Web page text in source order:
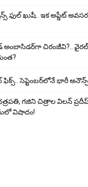
ఫుల్ ఖుషీ.. ఇక అప్డేట్
అంబాసిడర్‌గా చిరంజీవి?.. వైరల్
ఫిక్స్.. సెప్టెంబర్‌లోనే భారీ
గజిని చిత్రాల విలన్
విషాదం!